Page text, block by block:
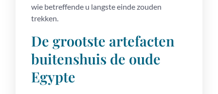
wie betreffende u langste einde zouden
trekken.
De grootste artefacten
buitenshuis de oude
Egypte